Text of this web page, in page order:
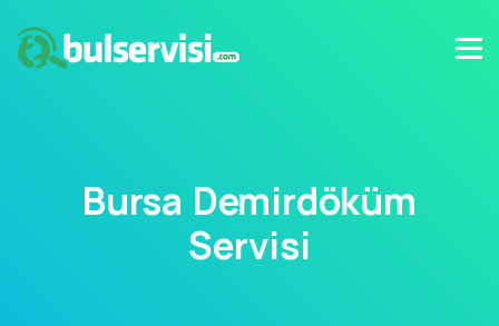
Bursa Demirdöküm
Servisi